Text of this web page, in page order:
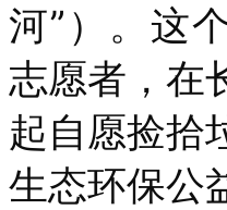
河”）。这
志愿者，在
起自愿捡拾
生态环保公